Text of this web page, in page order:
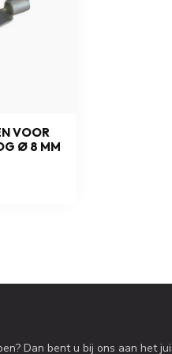
de accu’s
VOOR
Ø 8 MM
Dan bent u bij ons aan het